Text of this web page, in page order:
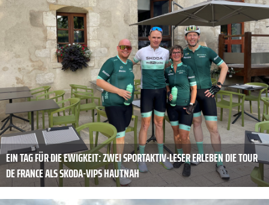
EIN TAG FÜR DIE EWIGKEIT: ZWEI SPORTAKTIV-LESER ERLEBEN DIE TOUR
DE FRANCE ALS SKODA-VIPS HAUTNAH